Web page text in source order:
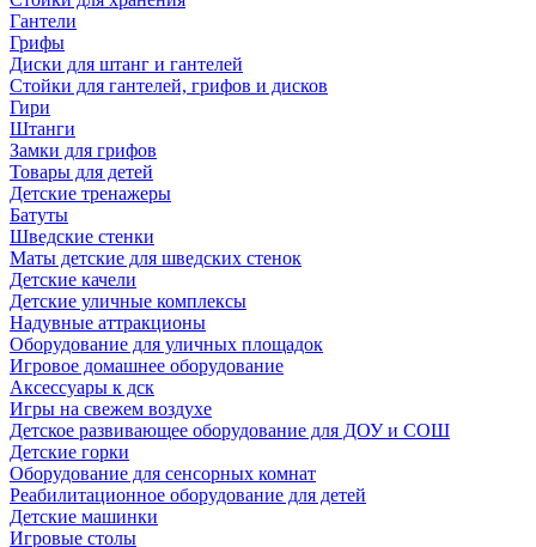
Гантели
Грифы
Диски для штанг и гантелей
Стойки для гантелей, грифов и дисков
Гири
Штанги
Замки для грифов
Товары для детей
Детские тренажеры
Батуты
Шведские стенки
Маты детские для шведских стенок
Детские качели
Детские уличные комплексы
Надувные аттракционы
Оборудование для уличных площадок
Игровое домашнее оборудование
Аксессуары к дск
Игры на свежем воздухе
Детское развивающее оборудование для ДОУ и СОШ
Детские горки
Оборудование для сенсорных комнат
Реабилитационное оборудование для детей
Детские машинки
Игровые столы